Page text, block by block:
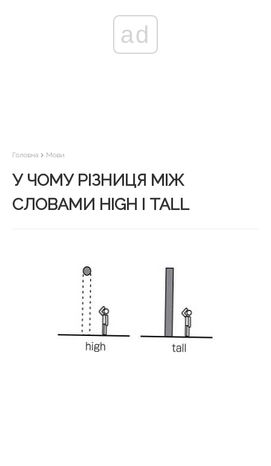
ad
Головна Мови
У ЧОМУ РІЗНИЦЯ МІЖ
СЛОВАМИ HIGH І TALL